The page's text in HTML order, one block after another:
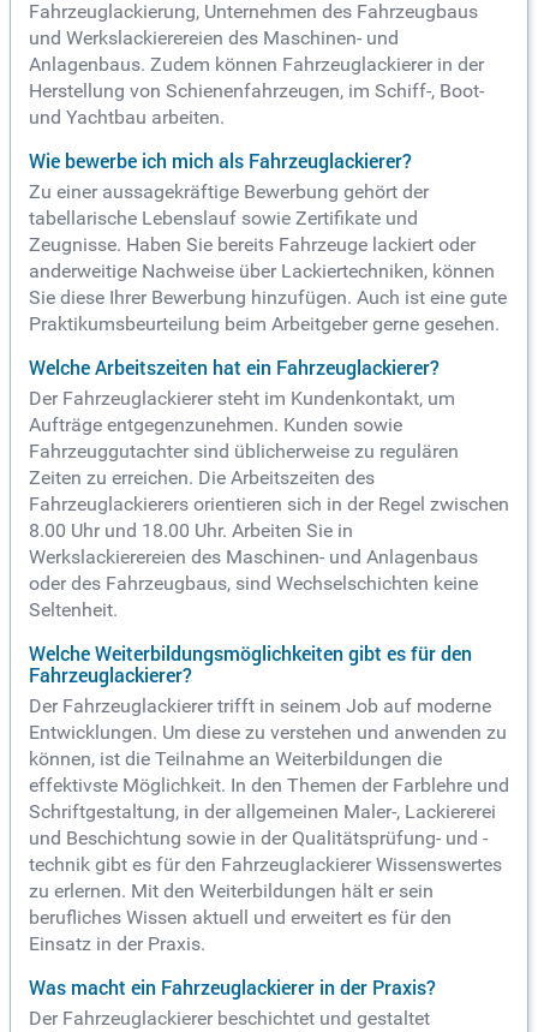
Fahrzeuglackierung, Unternehmen des Fahrzeugbaus
und Werkslackierereien des Maschinen- und
Anlagenbaus. Zudem können Fahrzeuglackierer in der
Herstellung von Schienenfahrzeugen, im Schiff-, Boot-
und Yachtbau arbeiten.
Wie bewerbe ich mich als Fahrzeuglackierer?
Zu einer aussagekräftige Bewerbung gehört der
tabellarische Lebenslauf sowie Zertifikate und
Zeugnisse. Haben Sie bereits Fahrzeuge lackiert oder
anderweitige Nachweise über Lackiertechniken, können
Sie diese Ihrer Bewerbung hinzufügen. Auch ist eine gute
Praktikumsbeurteilung beim Arbeitgeber gerne gesehen.
Welche Arbeitszeiten hat ein Fahrzeuglackierer?
Der Fahrzeuglackierer steht im Kundenkontakt, um
Aufträge entgegenzunehmen. Kunden sowie
Fahrzeuggutachter sind üblicherweise zu regulären
Zeiten zu erreichen. Die Arbeitszeiten des
Fahrzeuglackierers orientieren sich in der Regel zwischen
8.00 Uhr und 18.00 Uhr. Arbeiten Sie in
Werkslackierereien des Maschinen- und Anlagenbaus
oder des Fahrzeugbaus, sind Wechselschichten keine
Seltenheit.
Welche Weiterbildungsmöglichkeiten gibt es für den
Fahrzeuglackierer?
Der Fahrzeuglackierer trifft in seinem Job auf moderne
Entwicklungen. Um diese zu verstehen und anwenden zu
können, ist die Teilnahme an Weiterbildungen die
effektivste Möglichkeit. In den Themen der Farblehre und
Schriftgestaltung, in der allgemeinen Maler-, Lackiererei
und Beschichtung sowie in der Qualitätsprüfung- und -
technik gibt es für den Fahrzeuglackierer Wissenswertes
zu erlernen. Mit den Weiterbildungen hält er sein
berufliches Wissen aktuell und erweitert es für den
Einsatz in der Praxis.
Was macht ein Fahrzeuglackierer in der Praxis?
Der Fahrzeuglackierer beschichtet und gestaltet